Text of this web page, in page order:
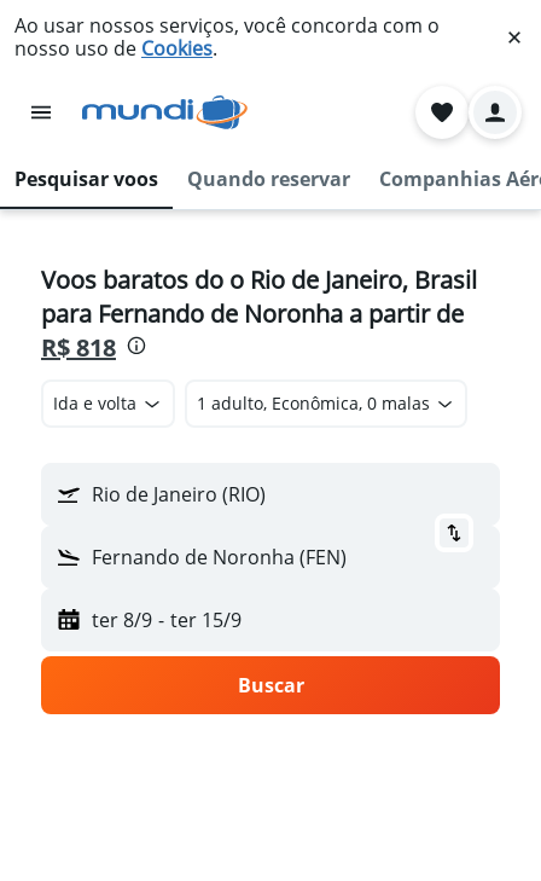
Ao usar nossos serviços, você concorda com o
nosso uso de Cookies.
Pesquisar voos Quando reservar Companhias
Voos baratos do o Rio de Janeiro, Brasil
para Fernando de Noronha a partir de
R$ 818
Ida e volta 1 adulto, Econômica, 0 malas
Rio de Janeiro (RIO)
Fernando de Noronha (FEN)
ter 8/9 - ter 15/9
Buscar